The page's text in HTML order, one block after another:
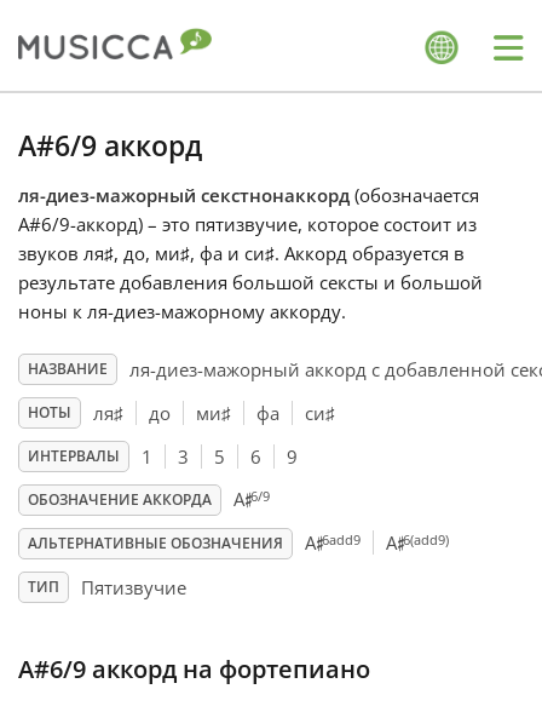
Български
Dansk
Deutsch
Español
Français
한국어
A#6/9 аккорд
ля-диез-мажорный секстнонаккорд (обозначается
A#6/9-аккорд) – это пятизвучие, которое состоит из
звуков ля♯, до, ми♯, фа и си♯. Аккорд образуется в
результате добавления большой сексты и большой
ноны к ля-диез-мажорному аккорду.
НАЗВАНИЕ ля-диез-мажорный аккорд с добавленной
НОТЫ ля♯ до ми♯ фа си♯
ИНТЕРВАЛЫ 1 3 5 6 9
ОБОЗНАЧЕНИЕ АККОРДА A♯6/9
АЛЬТЕРНАТИВНЫЕ ОБОЗНАЧЕНИЯ A♯6add9 A♯6(add9)
ТИП Пятизвучие
A#6/9 аккорд на фортепиано